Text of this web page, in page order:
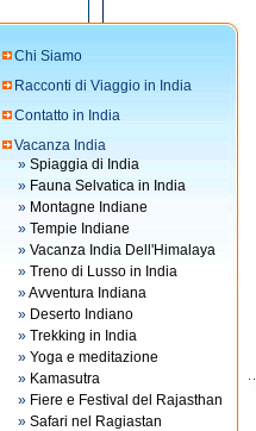
Chi Siamo
Racconti di Viaggio in India
Contatto in India
Vacanza India
» Spiaggia di India
» Fauna Selvatica in India
» Montagne Indiane
» Tempie Indiane
» Vacanza India Dell'Himalaya
» Treno di Lusso in India
»Avventura Indiana
» Deserto Indiano
» Trekking in India
» Yoga e meditazione
» Kamasutra
» Fiere e Festival del Rajasthan
» Safari nel Ragiastan